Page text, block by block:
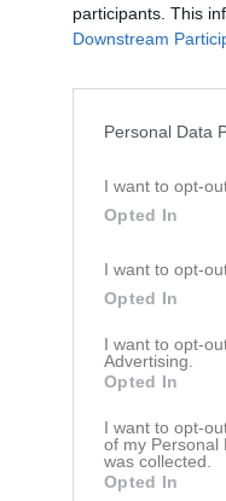
participants. This
Downstream
Personal Data
I want to opt-
Opted In
I want to opt-
Opted In
I want to opt-
Advertising.
Opted In
I want to opt-
of my Personal
was collected.
Opted In
Vem var din
tyckte om Nilla
klubben är
Fritidsintresse
duktig på att
Bilder på Moa